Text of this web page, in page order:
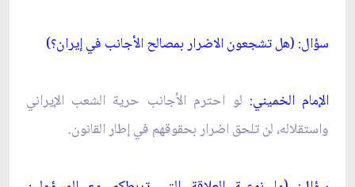
سؤال: (هل تشجعون الاضرار بمصالح الأجانب في إيران؟)
الإمام الخميني: لو احترم الأجانب حرية الشعب الإيراني
واستقلاله، لن تلحق اضرار بحقوقهم في إطار القانون.